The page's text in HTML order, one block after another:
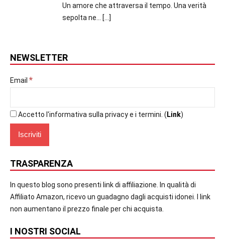
Un amore che attraversa il tempo. Una verità
sepolta ne...
[…]
NEWSLETTER
Email *
Accetto l'informativa sulla privacy e i termini. ( Link)
TRASPARENZA
In questo blog sono presenti link di affiliazione. In qualità di
Affiliato Amazon, ricevo un guadagno dagli acquisti idonei. I link
non aumentano il prezzo finale per chi acquista.
I NOSTRI SOCIAL